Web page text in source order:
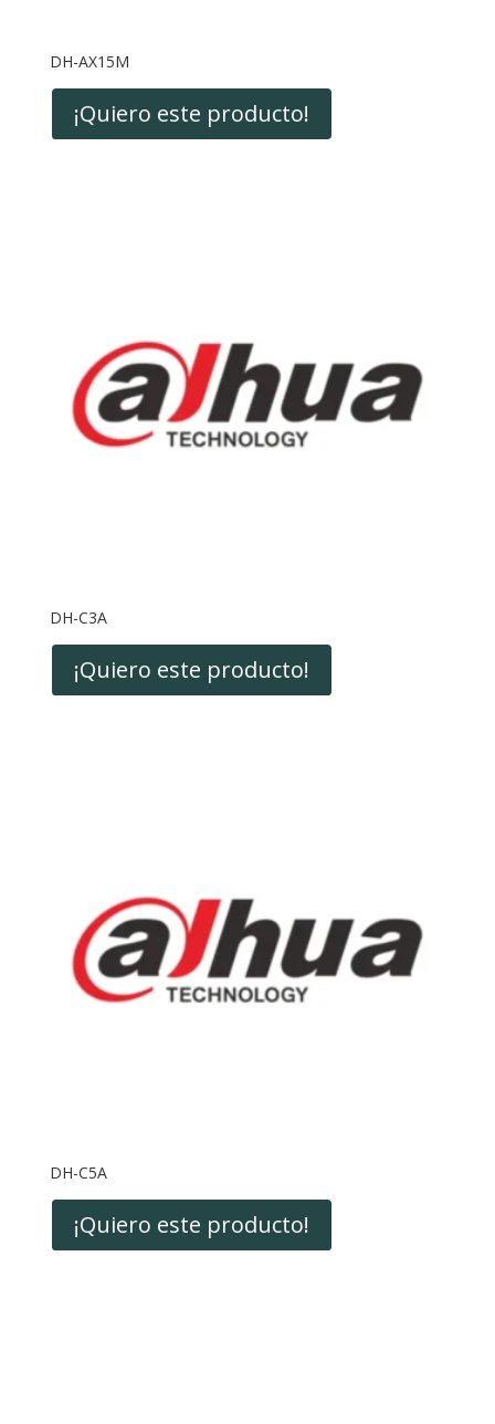
DH-AX15M
¡Quiero este producto!
DH-C3A
¡Quiero este producto!
DH-C5A
¡Quiero este producto!